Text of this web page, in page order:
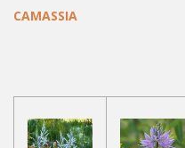
CAMASSIA